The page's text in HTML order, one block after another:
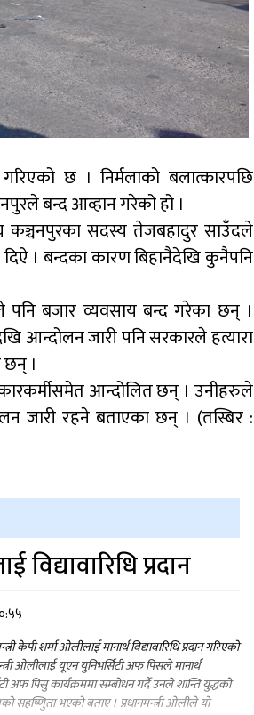
छ । निर्मलाको बलात्कारपछि
बन्द आव्हान गरेको हो ।
कञ्चनपुरका सदस्य तेजबहादुर साउँदले
। बन्दका कारण बिहानैदेखि कुनैपनि
पनि बजार व्यवसाय बन्द गरेका छन् ।
आन्दोलन जारी पनि सरकारले हत्यारा
।
आन्दोलित छन् । उनीहरुले
जारी रहने बताएका छन् । (तस्बिर :
विद्यावारिधि प्रदान
केपी शर्मा ओलीलाई मानार्थ विद्यावारिधि प्रदान गरिएको
ओलीलाई यूएन युनिभर्सिटी अफ पिसले मानार्थ
अफ पिसु कार्यक्रममा सम्बोधन गर्दै उनले शान्ति युद्धको
सहष्णिुता भएको बताए । प्रधानमन्त्री ओलीले यो